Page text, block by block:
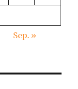
Sep. »